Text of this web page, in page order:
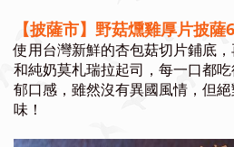
【披薩市】野菇燻雞厚片披薩
使用台灣新鮮的杏包菇切片鋪底
和純奶莫札瑞拉起司，每一口都
郁口感，雖然沒有異國風情，但
味！